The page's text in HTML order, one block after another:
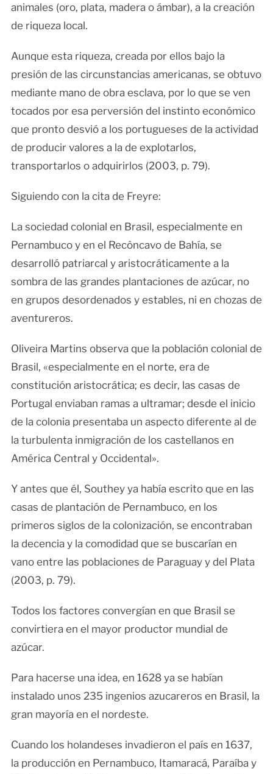
animales (oro, plata, madera o ámbar), a la creación
de riqueza local.
Aunque esta riqueza, creada por ellos bajo la
presión de las circunstancias americanas, se obtuvo
mediante mano de obra esclava, por lo que se ven
tocados por esa perversión del instinto económico
que pronto desvió a los portugueses de la actividad
de producir valores a la de explotarlos,
transportarlos o adquirirlos (2003, p. 79).
Siguiendo con la cita de Freyre:
La sociedad colonial en Brasil, especialmente en
Pernambuco y en el Recôncavo de Bahía, se
desarrolló patriarcal y aristocráticamente a la
sombra de las grandes plantaciones de azúcar, no
en grupos desordenados y estables, ni en chozas de
aventureros.
Oliveira Martins observa que la población colonial de
Brasil, «especialmente en el norte, era de
constitución aristocrática; es decir, las casas de
Portugal enviaban ramas a ultramar; desde el inicio
de la colonia presentaba un aspecto diferente al de
la turbulenta inmigración de los castellanos en
América Central y Occidental».
Y antes que él, Southey ya había escrito que en las
casas de plantación de Pernambuco, en los
primeros siglos de la colonización, se encontraban
la decencia y la comodidad que se buscarían en
vano entre las poblaciones de Paraguay y del Plata
(2003, p. 79).
Todos los factores convergían en que Brasil se
convirtiera en el mayor productor mundial de
azúcar.
Para hacerse una idea, en 1628 ya se habían
instalado unos 235 ingenios azucareros en Brasil, la
gran mayoría en el nordeste.
Cuando los holandeses invadieron el país en 1637,
la producción en Pernambuco, Itamaracá, Paraíba y